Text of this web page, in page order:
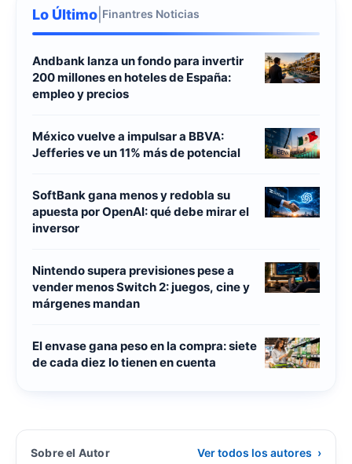
Lo Último Finantres Noticias
Andbank lanza un fondo para invertir
200 millones en hoteles de España:
empleo y precios
México vuelve a impulsar a BBVA:
Jefferies ve un 11% más de potencial
SoftBank gana menos y redobla su
apuesta por OpenAI: qué debe mirar el
inversor
Nintendo supera previsiones pese a
vender menos Switch 2: juegos, cine y
márgenes mandan
El envase gana peso en la compra: siete
de cada diez lo tienen en cuenta
Sobre el Autor Ver todos los autores ›